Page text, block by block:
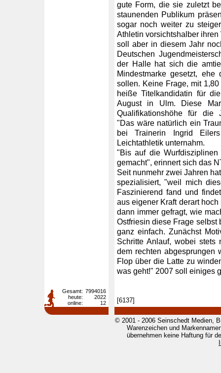
gute Form, die sie zuletzt
staunenden Publikum
sogar noch weiter zu
Athletin vorsichtshalber
soll aber in diesem Jahr
Deutschen
der Halle hat sich die
Mindestmarke gesetzt,
sollen. Keine Frage, mit
heiße Titelkandidatin für
August in Ulm. Diese
Qualifikationshöhe für die
"Das wäre natürlich ein
bei Trainerin Ingrid
Leichtathletik unternahm.
"Bis auf die
gemacht", erinnert sich das
Seit nunmehr zwei Jahren
spezialisiert, "weil mich
Faszinierend fand und
aus eigener Kraft derart
dann immer gefragt, wie
Ostfriesin diese Frage selbst
ganz einfach. Zunächst
Schritte Anlauf, wobei
dem rechten abgesprungen
Flop über die Latte zu
was geht!" 2007 soll einiges
[6137]
Gesamt: 7994016
heute:
2022
online:
12
© 2001 - 2006 Seinschedt Medien,
Warenzeichen und
übernehmen keine Haftung für